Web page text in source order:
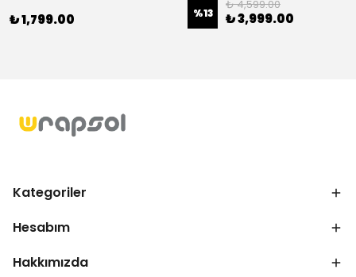
₺ 1,799.00 %13
₺ 4,599.00
₺ 3,999.00
Kategoriler
Hesabım
Hakkımızda